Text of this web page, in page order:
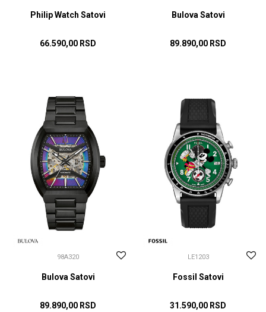
Philip Watch Satovi
66.590,00 RSD
Bulova Satovi
89.890,00 RSD
98A320
Bulova Satovi
89.890,00 RSD
LE1203
Fossil Satovi
31.590,00 RSD